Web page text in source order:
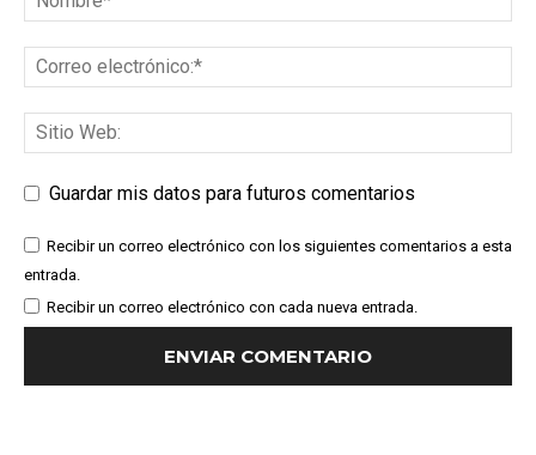
Guardar mis datos para futuros comentarios
Recibir un correo electrónico con los siguientes comentarios a esta
entrada.
Recibir un correo electrónico con cada nueva entrada.